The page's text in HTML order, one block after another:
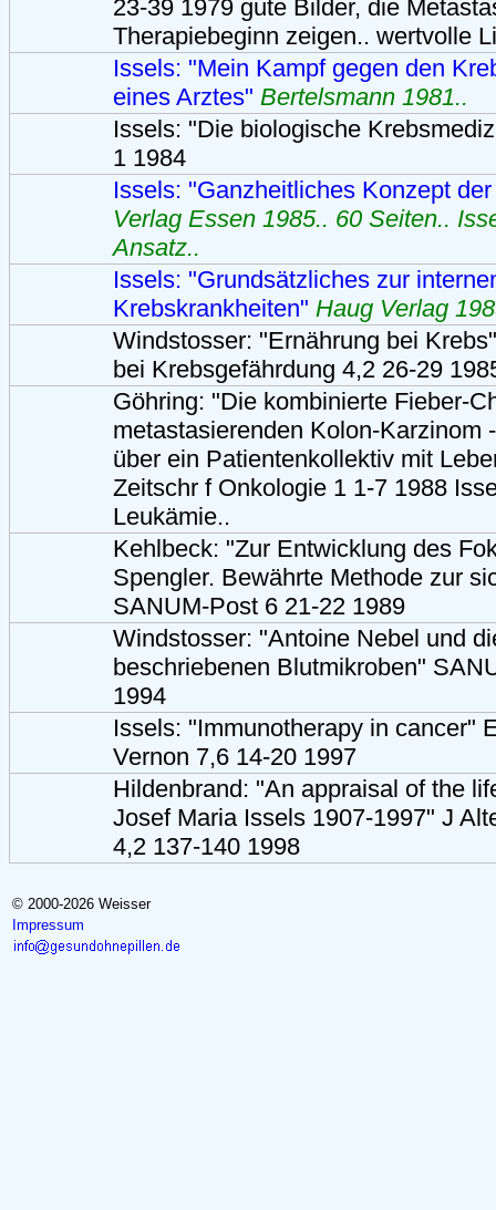
23-39 1979 gute Bilder, die
Therapiebeginn zeigen.. wertvolle
Issels: "Mein Kampf gegen den
eines Arztes" Bertelsmann 1981..
Issels: "Die biologische
1 1984
Issels: "Ganzheitliches Konzept
Verlag Essen 1985.. 60 Seiten..
Ansatz..
Issels: "Grundsätzliches zur
Krebskrankheiten" Haug Verlag
Windstosser: "Ernährung bei
bei Krebsgefährdung 4,2 26-29
Göhring: "Die kombinierte Fieber-
metastasierenden Kolon-Karzinom
über ein Patientenkollektiv mit
Zeitschr f Onkologie 1 1-7 1988
Leukämie..
Kehlbeck: "Zur Entwicklung des
Spengler. Bewährte Methode zur
SANUM-Post 6 21-22 1989
Windstosser: "Antoine Nebel und
beschriebenen Blutmikroben"
1994
Issels: "Immunotherapy in cancer"
Vernon 7,6 14-20 1997
Hildenbrand: "An appraisal of the
Josef Maria Issels 1907-1997" J
4,2 137-140 1998
© 2000-2026 Weisser
Impressum